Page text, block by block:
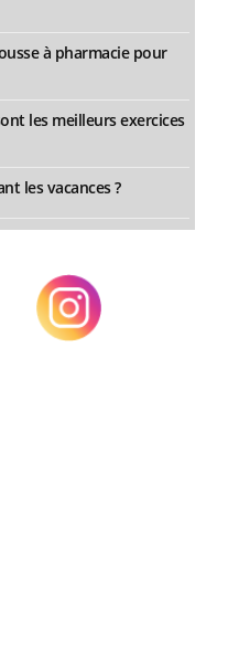
à pharmacie pour
les meilleurs exercices
les vacances ?